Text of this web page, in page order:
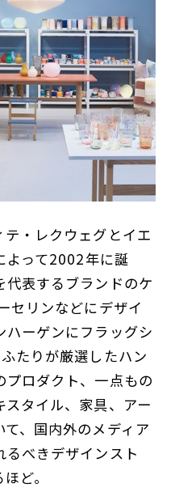
・レクウェグとイエ
よって2002年に誕
代表するブランドのケ
セリンなどにデザイ
ハーゲンにフラッグシ
たりが厳選したハン
プロダクト、一点もの
タイル、家具、アー
て、国内外のメディア
るべきデザインスト
ど。